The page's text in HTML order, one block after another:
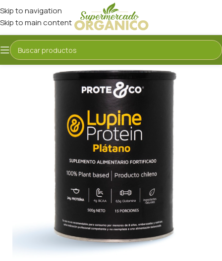
Skip to navigation
Skip to main content